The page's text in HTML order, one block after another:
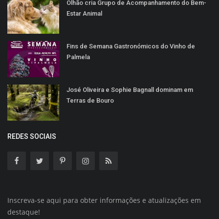
Olhão cria Grupo de Acompanhamento do Bem-
Estar Animal
Fins de Semana Gastronómicos do Vinho de
Palmela
José Oliveira e Sophie Bagnall dominam em
Terras de Bouro
REDES SOCIAIS
Inscreva-se aqui para obter informações e atualizações em
destaque!